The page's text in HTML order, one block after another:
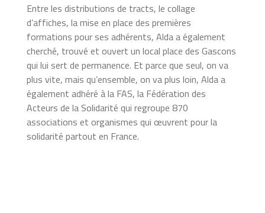
Entre les distributions de tracts, le collage
d’affiches, la mise en place des premières
formations pour ses adhérents, Alda a également
cherché, trouvé et ouvert un local place des Gascons
qui lui sert de permanence. Et parce que seul, on va
plus vite, mais qu’ensemble, on va plus loin, Alda a
également adhéré à la FAS, la Fédération des
Acteurs de la Solidarité qui regroupe 870
associations et organismes qui œuvrent pour la
solidarité partout en France.